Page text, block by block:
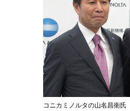
コニカミノルタの山名昌衛氏